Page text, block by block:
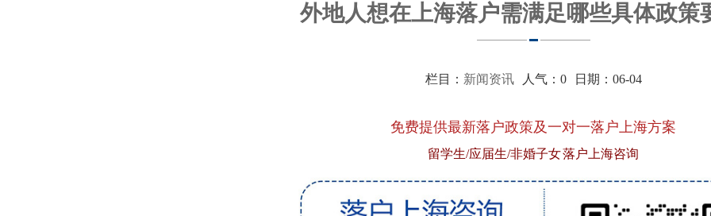
外地人想在上海落户需满足哪些具体政策
栏目： 新闻资讯人气： 0日期：06-04
免费提供最新落户政策及一对一落户上海方案
留学生/应届生/非婚子女 落户上海咨询